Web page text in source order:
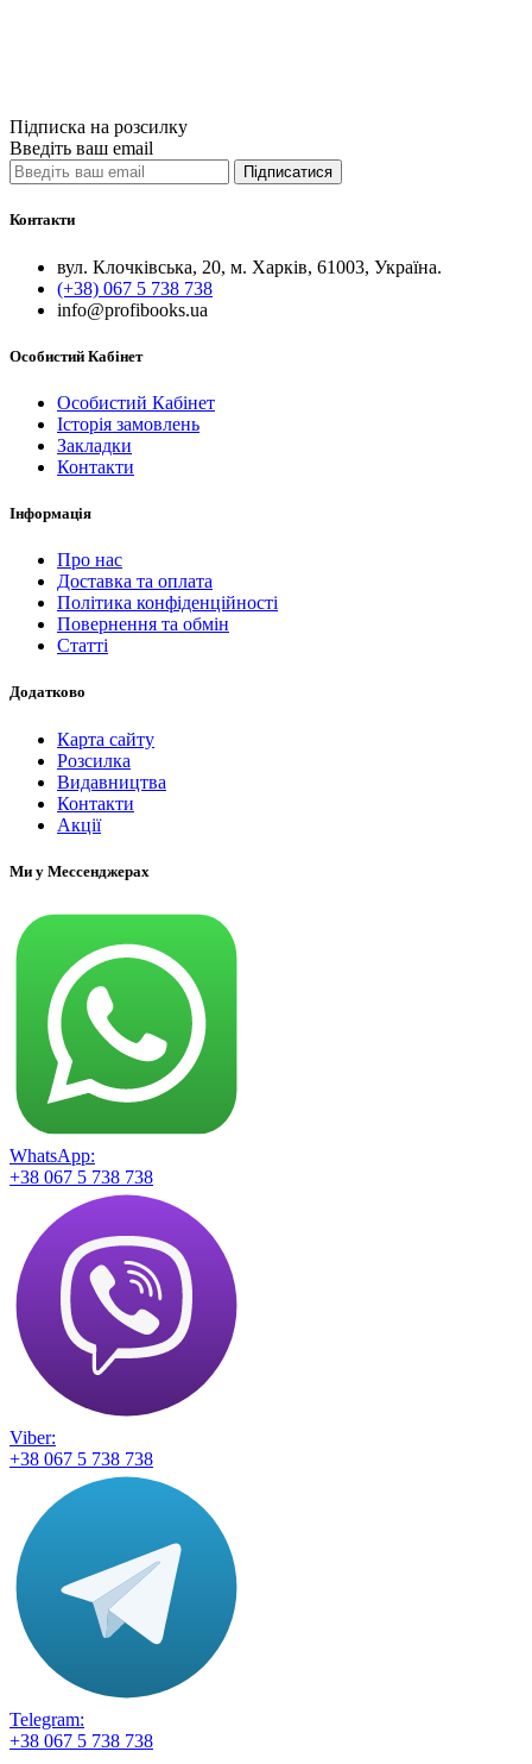
Підписка на розсилку
Введіть ваш email
Підписатися
Контакти
вул. Клочківська, 20, м. Харків, 61003, Україна.
(+38) 067 5 738 738
info@profibooks.ua
Особистий Кабінет
Особистий Кабінет
Історія замовлень
Закладки
Контакти
Інформація
Про нас
Доставка та оплата
Політика конфіденційності
Повернення та обмін
Статті
Додатково
Карта сайту
Розсилка
Видавництва
Контакти
Акції
Ми у Мессенджерах
WhatsApp:
+38 067 5 738 738
Viber:
+38 067 5 738 738
Telegram:
+38 067 5 738 738